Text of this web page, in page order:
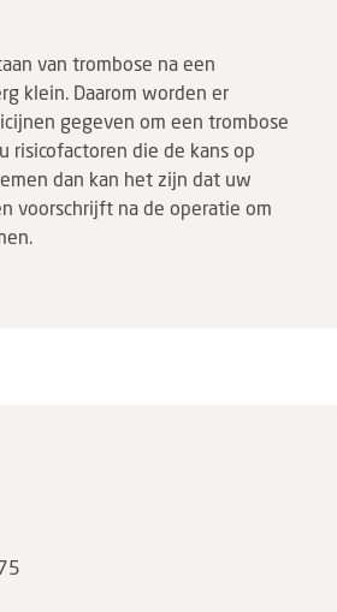
van trombose na een
klein. Daarom worden er
gegeven om een trombose
risicofactoren die de kans op
dan kan het zijn dat uw
voorschrijft na de operatie om